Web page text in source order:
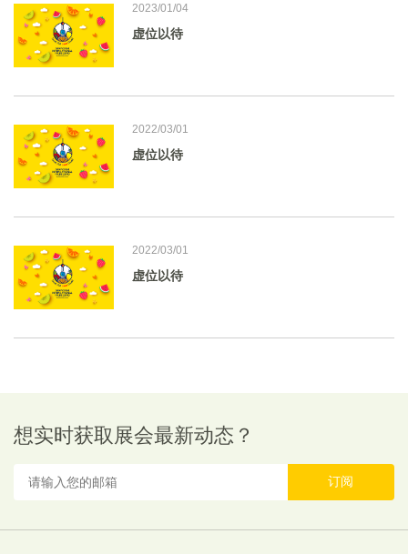
2023/01/04
虚位以待
2022/03/01
虚位以待
2022/03/01
虚位以待
想实时获取展会最新动态？
订阅